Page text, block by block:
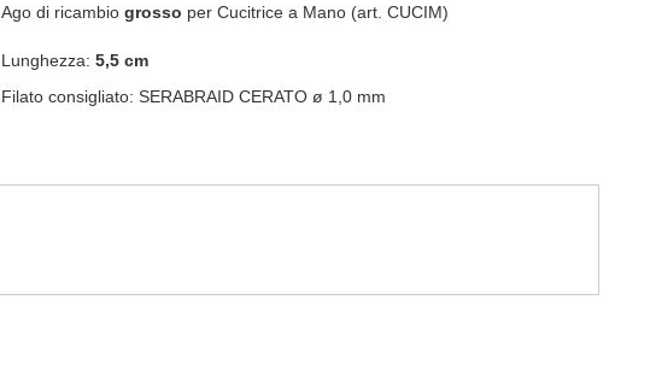
Ago di ricambio grosso per Cucitrice a Mano (art. CUCIM)
Lunghezza: 5,5 cm
Filato consigliato: SERABRAID CERATO ø 1,0 mm